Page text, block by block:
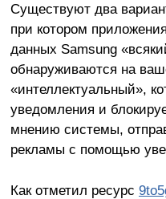
Существуют два
при котором
данных Samsung
обнаруживаются на
«интеллектуальный»,
уведомления и
мнению системы,
рекламы с помощью
Как отметил ресурс